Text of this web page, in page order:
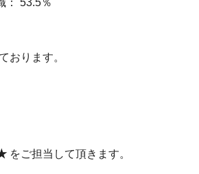
おります。
をご担当して頂きます。